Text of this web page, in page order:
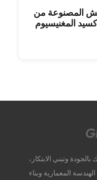
المصنوعة من
المغنيسيوم
وتبني الابتكار،
المعمارية وبناء